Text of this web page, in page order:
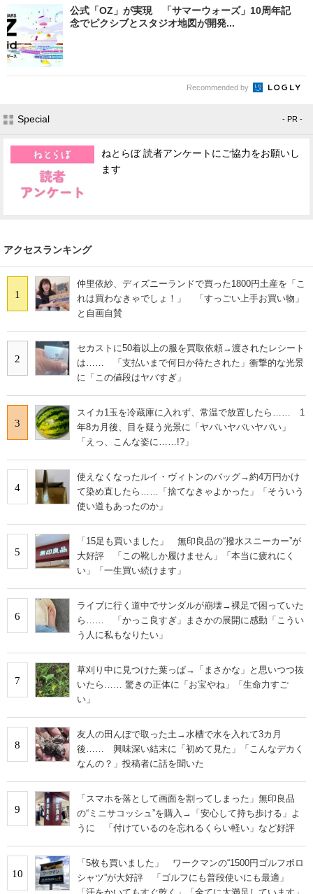
公式「OZ」が実現 「サマーウォーズ」10周年記
念でピクシブとスタジオ地図が開発...
Recommended by
Special - PR -
ねとらぼ 読者アンケートにご協力をお願いし
ます
アクセスランキング
1
仲里依紗、ディズニーランドで買った1800円土産を「こ
れは買わなきゃでしょ！」 「すっごい上手お買い物」
と自画自賛
2
セカストに50着以上の服を買取依頼→渡されたレシート
は…… 「支払いまで何日か待たされた」衝撃的な光景
に「この値段はヤバすぎ」
3
スイカ1玉を冷蔵庫に入れず、常温で放置したら…… 1
年8カ月後、目を疑う光景に「ヤバいヤバいヤバい」
「えっ、こんな姿に……!?」
4
使えなくなったルイ・ヴィトンのバッグ→約4万円かけ
て染め直したら……「捨てなきゃよかった」「そういう
使い道もあったのか」
5
「15足も買いました」 無印良品の“撥水スニーカー”が
大好評 「この靴しか履けません」「本当に疲れにく
い」「一生買い続けます」
6
ライブに行く道中でサンダルが崩壊→裸足で困っていた
ら…… 「かっこ良すぎ」まさかの展開に感動「こうい
う人に私もなりたい」
7
草刈り中に見つけた葉っぱ→「まさかな」と思いつつ抜
いたら…… 驚きの正体に「お宝やね」「生命力すご
い」
8
友人の田んぼで取った土→水槽で水を入れて3カ月
後…… 興味深い結末に「初めて見た」「こんなデカく
なんの？」投稿者に話を聞いた
9
「スマホを落として画面を割ってしまった」無印良品
の“ミニサコッシュ”を購入→「安心して持ち歩ける」よ
うに 「付けているのを忘れるくらい軽い」など好評
10
「5枚も買いました」 ワークマンの“1500円ゴルフポロ
シャツ”が大好評 「ゴルフにも普段使いにも最適」